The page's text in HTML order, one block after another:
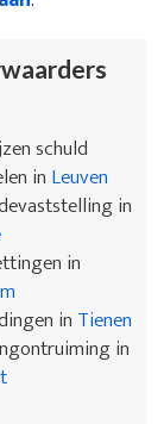
schuld
in Leuven
in
in
in Tienen
in